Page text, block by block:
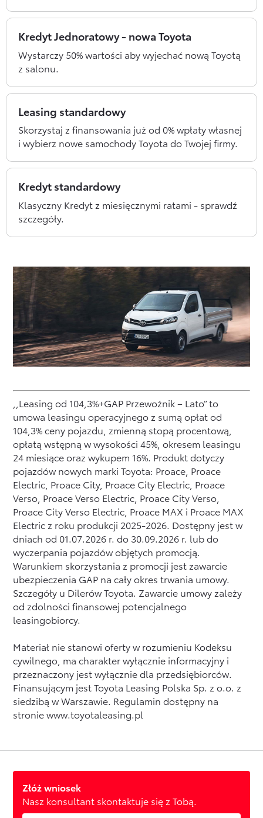
Kredyt Jednoratowy - nowa Toyota
Wystarczy 50% wartości aby wyjechać nową Toyotą
z salonu.
Leasing standardowy
Skorzystaj z finansowania już od 0% wpłaty własnej
i wybierz nowe samochody Toyota do Twojej firmy.
Kredyt standardowy
Klasyczny Kredyt z miesięcznymi ratami - sprawdź
szczegóły.
,,Leasing od 104,3%+GAP Przewoźnik – Lato” to
umowa leasingu operacyjnego z sumą opłat od
104,3% ceny pojazdu, zmienną stopą procentową,
opłatą wstępną w wysokości 45%, okresem leasingu
24 miesiące oraz wykupem 16%. Produkt dotyczy
pojazdów nowych marki Toyota: Proace, Proace
Electric, Proace City, Proace City Electric, Proace
Verso, Proace Verso Electric, Proace City Verso,
Proace City Verso Electric, Proace MAX i Proace MAX
Electric z roku produkcji 2025-2026. Dostępny jest w
dniach od 01.07.2026 r. do 30.09.2026 r. lub do
wyczerpania pojazdów objętych promocją.
Warunkiem skorzystania z promocji jest zawarcie
ubezpieczenia GAP na cały okres trwania umowy.
Szczegóły u Dilerów Toyota. Zawarcie umowy zależy
od zdolności finansowej potencjalnego
leasingobiorcy.
Materiał nie stanowi oferty w rozumieniu Kodeksu
cywilnego, ma charakter wyłącznie informacyjny i
przeznaczony jest wyłącznie dla przedsiębiorców.
Finansującym jest Toyota Leasing Polska Sp. z o.o. z
siedzibą w Warszawie. Regulamin dostępny na
stroniewww.toyotaleasing.pl
Złóż wniosek
Nasz konsultant skontaktuje się z Tobą.